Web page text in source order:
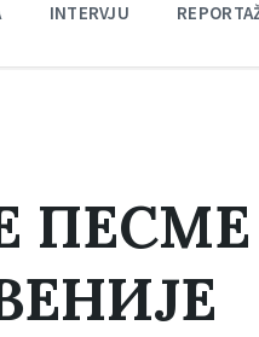
INTERVJU